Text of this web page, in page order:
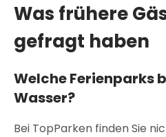
Was frühere
gefragt haben
Welche Ferienparks
Wasser?
Bei TopParken finden Sie